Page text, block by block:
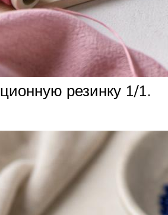
резинку 1/1.